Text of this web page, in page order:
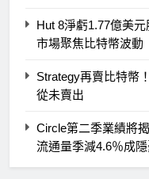
Hut 8淨虧1.77億美
市場聚焦比特幣波動
Strategy再賣比特幣
從未賣出
Circle第二季業績將
流通量季減4.6％成隱